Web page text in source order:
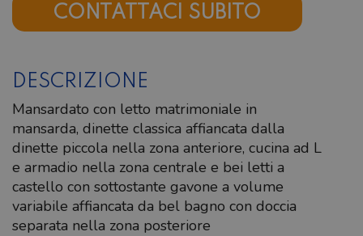
CONTATTACI SUBITO
DESCRIZIONE
Mansardato con letto matrimoniale in
mansarda, dinette classica affiancata dalla
dinette piccola nella zona anteriore, cucina ad L
e armadio nella zona centrale e bei letti a
castello con sottostante gavone a volume
variabile affiancata da bel bagno con doccia
separata nella zona posteriore